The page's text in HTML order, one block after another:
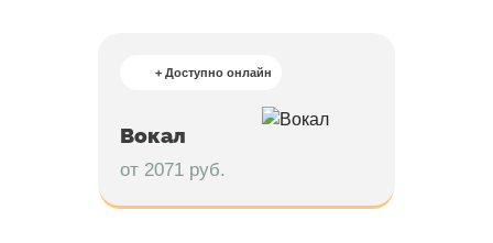
+ Доступно онлайн
Вокал
от 2071 руб.